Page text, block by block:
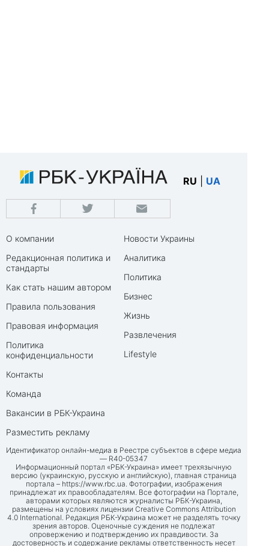
RU UA
О компании
Редакционная политика и
стандарты
Как стать нашим автором
Правила пользования
Правовая информация
Политика
конфиденциальности
Контакты
Команда
Вакансии в РБК-Украина
Разместить рекламу
Новости Украины
Аналитика
Политика
Бизнес
Жизнь
Развлечения
Lifestyle
Идентификатор онлайн-медиа в Реестре субъектов в сфере медиа
— R40-05347
Информационный портал «РБК-Украина» имеет трехязычную
версию (украинскую, русскую и английскую), главная страница
портала – https://www.rbc.ua . Фотографии, изображения
принадлежат их правообладателям. Все фотографии на Портале,
авторами которых являются журналисты РБК-Украина,
размещены на условиях лицензии Creative Commons Attribution
4.0 International. Редакция РБК-Украина может не разделять точку
зрения авторов. Оценочные суждения не подлежат
опровержению и подтверждению их правдивости. За
достоверность и содержание рекламы ответственность несет